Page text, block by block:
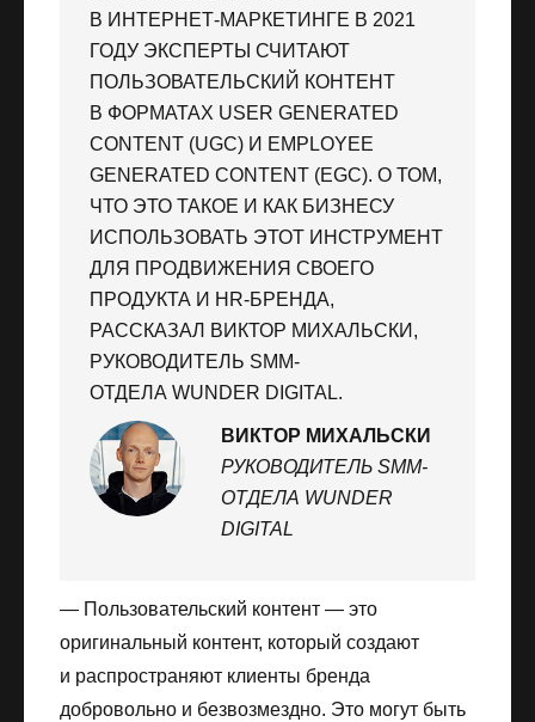
В ИНТЕРНЕТ-МАРКЕТИНГЕ В 2021
ГОДУ ЭКСПЕРТЫ СЧИТАЮТ
ПОЛЬЗОВАТЕЛЬСКИЙ КОНТЕНТ
В ФОРМАТАХ USER GENERATED
CONTENT (UGC) И EMPLOYEE
GENERATED CONTENT (EGC). О ТОМ,
ЧТО ЭТО ТАКОЕ И КАК БИЗНЕСУ
ИСПОЛЬЗОВАТЬ ЭТОТ ИНСТРУМЕНТ
ДЛЯ ПРОДВИЖЕНИЯ СВОЕГО
ПРОДУКТА И HR-БРЕНДА,
РАССКАЗАЛ ВИКТОР МИХАЛЬСКИ,
РУКОВОДИТЕЛЬ SMM-
ОТДЕЛА WUNDER DIGITAL.
ВИКТОР МИХАЛЬСКИ
РУКОВОДИТЕЛЬ SMM-
ОТДЕЛА WUNDER
DIGITAL
— Пользовательский контент — это
оригинальный контент, который создают
и распространяют клиенты бренда
добровольно и безвозмездно. Это могут быть